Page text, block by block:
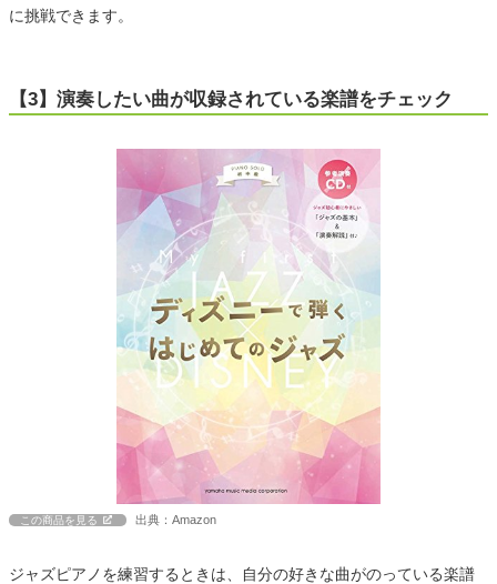
に挑戦できます。
【3】演奏したい曲が収録されている楽譜をチェック
この商品を見る 出典：Amazon
ジャズピアノを練習するときは、自分の好きな曲がのっている楽譜